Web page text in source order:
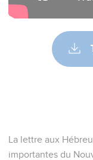
La lettre aux
importantes du